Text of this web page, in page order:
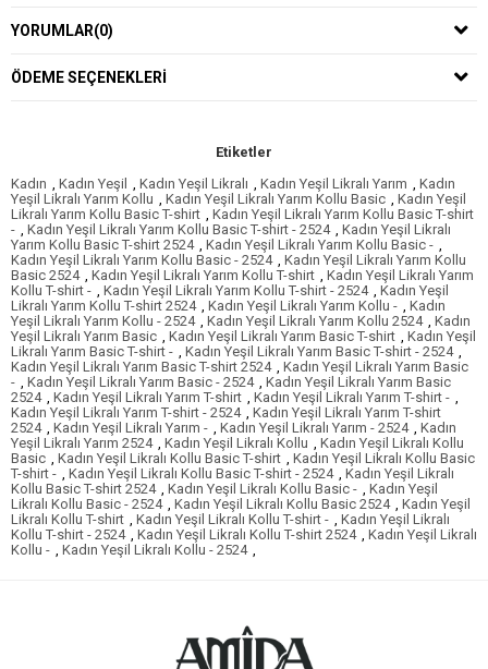
YORUMLAR(0)
ÖDEME SEÇENEKLERI
Etiketler
Kadın , Kadın Yeşil , Kadın Yeşil Likralı , Kadın Yeşil Likralı Yarım , Kadın
Yeşil Likralı Yarım Kollu , Kadın Yeşil Likralı Yarım Kollu Basic , Kadın Yeşil
Likralı Yarım Kollu Basic T-shirt , Kadın Yeşil Likralı Yarım Kollu Basic T-shirt
- , Kadın Yeşil Likralı Yarım Kollu Basic T-shirt - 2524 , Kadın Yeşil Likralı
Yarım Kollu Basic T-shirt 2524 , Kadın Yeşil Likralı Yarım Kollu Basic - ,
Kadın Yeşil Likralı Yarım Kollu Basic - 2524 , Kadın Yeşil Likralı Yarım Kollu
Basic 2524 , Kadın Yeşil Likralı Yarım Kollu T-shirt , Kadın Yeşil Likralı Yarım
Kollu T-shirt - , Kadın Yeşil Likralı Yarım Kollu T-shirt - 2524 , Kadın Yeşil
Likralı Yarım Kollu T-shirt 2524 , Kadın Yeşil Likralı Yarım Kollu - , Kadın
Yeşil Likralı Yarım Kollu - 2524 , Kadın Yeşil Likralı Yarım Kollu 2524 , Kadın
Yeşil Likralı Yarım Basic , Kadın Yeşil Likralı Yarım Basic T-shirt , Kadın Yeşil
Likralı Yarım Basic T-shirt - , Kadın Yeşil Likralı Yarım Basic T-shirt - 2524 ,
Kadın Yeşil Likralı Yarım Basic T-shirt 2524 , Kadın Yeşil Likralı Yarım Basic
- , Kadın Yeşil Likralı Yarım Basic - 2524 , Kadın Yeşil Likralı Yarım Basic
2524 , Kadın Yeşil Likralı Yarım T-shirt , Kadın Yeşil Likralı Yarım T-shirt - ,
Kadın Yeşil Likralı Yarım T-shirt - 2524 , Kadın Yeşil Likralı Yarım T-shirt
2524 , Kadın Yeşil Likralı Yarım - , Kadın Yeşil Likralı Yarım - 2524 , Kadın
Yeşil Likralı Yarım 2524 , Kadın Yeşil Likralı Kollu , Kadın Yeşil Likralı Kollu
Basic , Kadın Yeşil Likralı Kollu Basic T-shirt , Kadın Yeşil Likralı Kollu Basic
T-shirt - , Kadın Yeşil Likralı Kollu Basic T-shirt - 2524 , Kadın Yeşil Likralı
Kollu Basic T-shirt 2524 , Kadın Yeşil Likralı Kollu Basic - , Kadın Yeşil
Likralı Kollu Basic - 2524 , Kadın Yeşil Likralı Kollu Basic 2524 , Kadın Yeşil
Likralı Kollu T-shirt , Kadın Yeşil Likralı Kollu T-shirt - , Kadın Yeşil Likralı
Kollu T-shirt - 2524 , Kadın Yeşil Likralı Kollu T-shirt 2524 , Kadın Yeşil Likralı
Kollu - , Kadın Yeşil Likralı Kollu - 2524 ,